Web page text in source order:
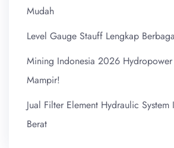
Mudah
Level Gauge Stauff Lengkap
Mining Indonesia 2026
Mampir!
Jual Filter Element Hydraulic
Berat